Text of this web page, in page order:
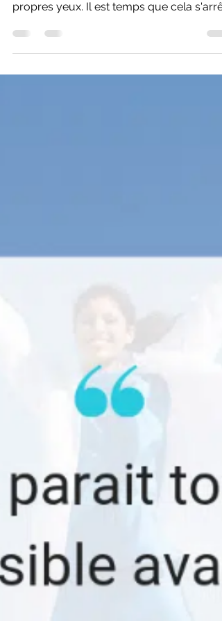
superficiel, le légitime du caché à vos
propres yeux. Il est temps que cela
vraiment.